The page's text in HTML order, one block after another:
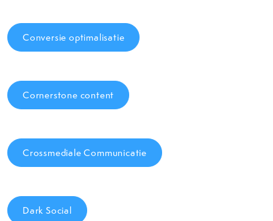
Conversie optimalisatie
Cornerstone content
Crossmediale Communicatie
Dark Social